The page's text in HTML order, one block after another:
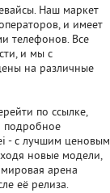
Наш маркет
и имеет
телефонов. Все
и мы с
на различные
по ссылке,
подробное
- с лучшим ценовым
новые модели,
арена
её релиза.